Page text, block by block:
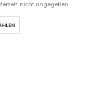
nicht angegeben